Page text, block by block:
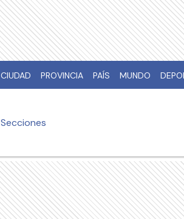
CIUDAD PROVINCIA PAÍS MUNDO
Secciones